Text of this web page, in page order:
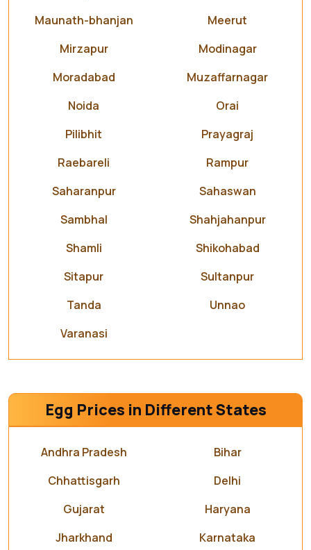
Maunath-bhanjan
Meerut
Mirzapur
Modinagar
Moradabad
Muzaffarnagar
Noida
Orai
Pilibhit
Prayagraj
Raebareli
Rampur
Saharanpur
Sahaswan
Sambhal
Shahjahanpur
Shamli
Shikohabad
Sitapur
Sultanpur
Tanda
Unnao
Varanasi
Egg Prices in Different States
Andhra Pradesh
Bihar
Chhattisgarh
Delhi
Gujarat
Haryana
Jharkhand
Karnataka